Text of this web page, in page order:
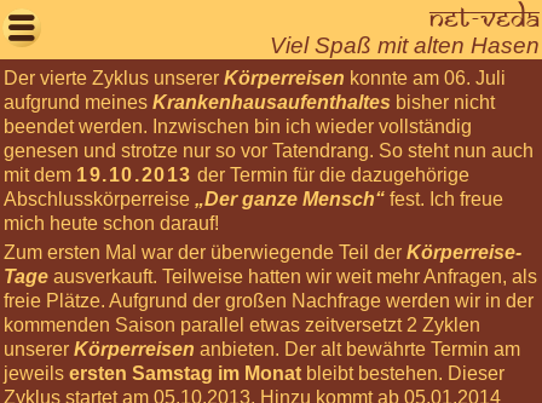
Net-Veda
Viel Spaß mit alten Hasen

Der vierte Zyklus unserer Körperreisen konnte am 06. Juli
aufgrund meines Krankenhausaufenthaltes bisher nicht
beendet werden. Inzwischen bin ich wieder vollständig
genesen und strotze nur so vor Tatendrang. So steht nun auch
mit dem 19.10.2013 der Termin für die dazugehörige
Abschlusskörperreise „Der ganze Mensch“ fest. Ich freue
mich heute schon darauf!
Zum ersten Mal war der überwiegende Teil der Körperreise-
Tage ausverkauft. Teilweise hatten wir weit mehr Anfragen, als
freie Plätze. Aufgrund der großen Nachfrage werden wir in der
kommenden Saison parallel etwas zeitversetzt 2 Zyklen
unserer Körperreisen anbieten. Der alt bewährte Termin am
jeweils ersten Samstag im Monat bleibt bestehen. Dieser
Zyklus startet am 05.10.2013. Hinzu kommt ab 05.01.2014
Willkommen
Aktuelles
Seminare
Körperarbeit
Meditationen
Über
Net-
Veda